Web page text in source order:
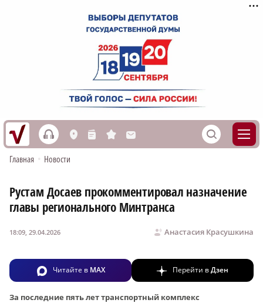
h L n s M S
Главная • Новости
Рустам Досаев прокомментировал назначение
главы регионального Минтранса
Анастасия Красушкина
18:09, 29.04.2026
Читайте в MAX Перейти вДзен
За последние пять лет транспортный комплекс